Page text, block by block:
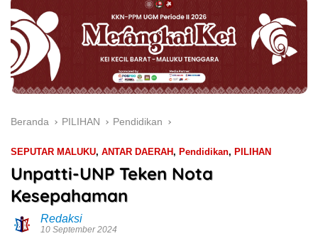
Beranda PILIHAN Pendidikan
SEPUTAR MALUKU, ANTAR DAERAH, Pendidikan, PILIHAN
Unpatti-UNP Teken Nota
Kesepahaman
Redaksi
10 September 2024